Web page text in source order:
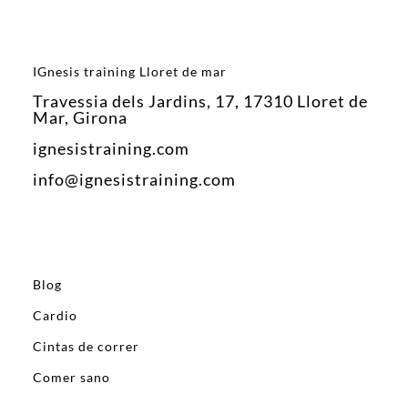
IGnesis training Lloret de mar
Travessia dels Jardins, 17, 17310 Lloret de
Mar, Girona
ignesistraining.com
info@ignesistraining.com
Blog
Cardio
Cintas de correr
Comer sano